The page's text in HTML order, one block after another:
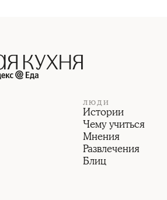
ЛЮДИ
Истории
Чему учиться
Мнения
Развлечения
Блиц